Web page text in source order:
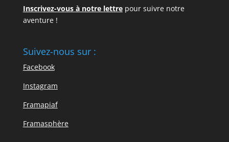
Inscrivez-vous à notre lettrepour suivre notre
aventure !
Suivez-nous sur :
Facebook
Instagram
Framapiaf
Framasphère